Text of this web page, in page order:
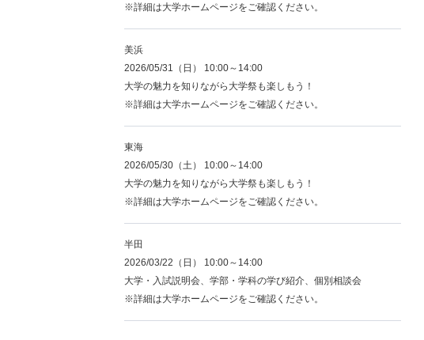
※詳細は大学ホームページをご確認ください。
美浜
2026/05/31（日） 10:00～14:00
大学の魅力を知りながら大学祭も楽しもう！
※詳細は大学ホームページをご確認ください。
東海
2026/05/30（土） 10:00～14:00
大学の魅力を知りながら大学祭も楽しもう！
※詳細は大学ホームページをご確認ください。
半田
2026/03/22（日） 10:00～14:00
大学・入試説明会、学部・学科の学び紹介、個別相談会
※詳細は大学ホームページをご確認ください。